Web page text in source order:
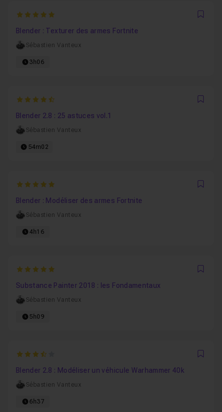
5
Blender : Texturer des armes Fortnite
Sébastien Vanteux
3h06
4.7
Blender 2.8 : 25 astuces vol.1
Sébastien Vanteux
54m02
5
Blender : Modéliser des armes Fortnite
Sébastien Vanteux
4h16
5
Substance Painter 2018 : les Fondamentaux
Sébastien Vanteux
5h09
3.5
Blender 2.8 : Modéliser un véhicule Warhammer 40k
Sébastien Vanteux
6h37